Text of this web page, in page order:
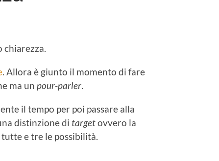
chiarezza.
. Allora è giunto il momento di fare
ma un pour-parler.
il tempo per poi passare alla
distinzione di targetovvero la
e tre le possibilità.